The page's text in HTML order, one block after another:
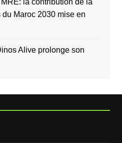
la contribution de la
Maroc 2030 mise en
Alive prolonge son